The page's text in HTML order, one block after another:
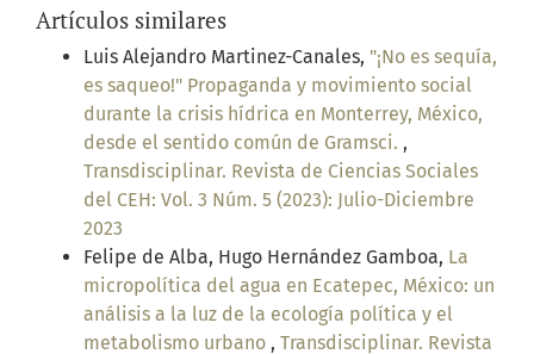
Artículos similares
Luis Alejandro Martinez-Canales, "¡No es sequía,
es saqueo!" Propaganda y movimiento social
durante la crisis hídrica en Monterrey, México,
desde el sentido común de Gramsci. ,
Transdisciplinar. Revista de Ciencias Sociales
del CEH: Vol. 3 Núm. 5 (2023): Julio-Diciembre
2023
Felipe de Alba, Hugo Hernández Gamboa, La
micropolítica del agua en Ecatepec, México: un
análisis a la luz de la ecología política y el
metabolismo urbano , Transdisciplinar. Revista